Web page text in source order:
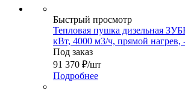
Быстрый просмотр
Тепловая пушка дизельная
кВт, 4000 м3/ч, прямой нагрев,
Под заказ
91 370 ₽/шт
Подробнее